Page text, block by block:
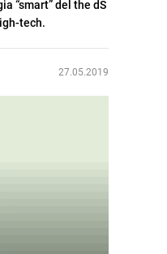
“smart” del the dS
tech.
27.05.2019